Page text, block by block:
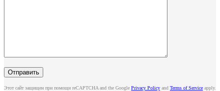
Этот сайт защищен при помощи reCAPTCHA and the Google Privacy Policy and Terms of Service apply.